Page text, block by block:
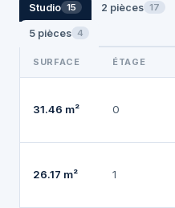
Studio 15 2 pièces 17
5 pièces 4
SURFACE ÉTAGE
31.46 m² 0
26.17 m² 1